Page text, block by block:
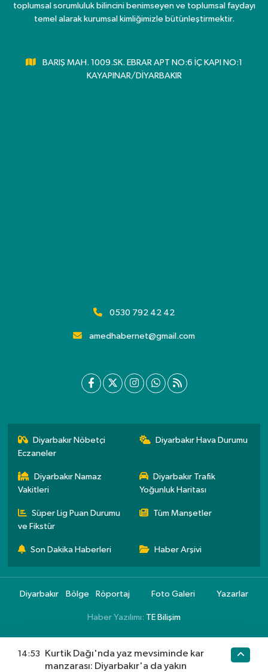
toplumsal sorumluluk bilincini benimseyen ve toplumsal faydayı
temel alarak kurumsal kimliğimizle bütünleştirmektir.
BARIŞ MAH. 1009.SK. EBRAR APT NO:6 İÇ KAPI NO:1
KAYAPINAR/DİYARBAKIR
0530 792 42 42
amedhabernet@gmail.com
Diyarbakır Nöbetçi
Eczaneler
Diyarbakır Hava Durumu
Diyarbakır Namaz
Vakitleri
Diyarbakır Trafik
Yoğunluk Haritası
Süper Lig Puan Durumu
ve Fikstür
Tüm Manşetler
Son Dakika Haberleri Haber Arşivi
Diyarbakır Bölge Röportaj Foto Galeri Yazarlar
Haber Yazılımı: TE Bilişim
14:53
Kurtik Dağı'nda yaz mevsiminde kar
manzarası: Diyarbakır'a da yakın